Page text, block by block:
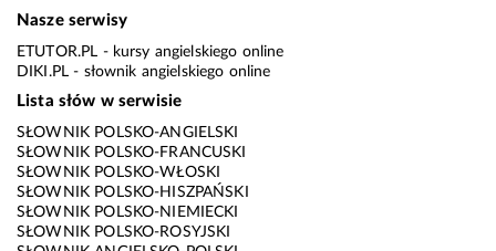
Nasze serwisy
ETUTOR.PL - kursy angielskiego online
DIKI.PL - słownik angielskiego online
Lista słów w serwisie
SŁOWNIK POLSKO-ANGIELSKI
SŁOWNIK POLSKO-FRANCUSKI
SŁOWNIK POLSKO-WŁOSKI
SŁOWNIK POLSKO-HISZPAŃSKI
SŁOWNIK POLSKO-NIEMIECKI
SŁOWNIK POLSKO-ROSYJSKI